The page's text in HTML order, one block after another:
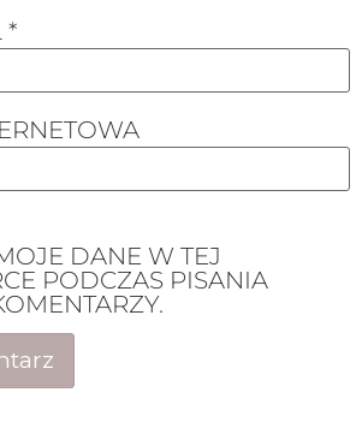
*
DANE W TEJ
PODCZAS PISANIA